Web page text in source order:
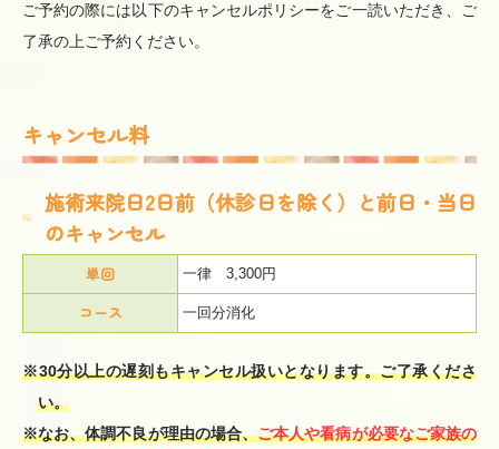
ご予約の際には以下のキャンセルポリシーをご一読いただき、ご
了承の上ご予約ください。
キャンセル料
施術来院日2日前（休診日を除く）と前日・当日
のキャンセル
単回 一律 3,300円
コース 一回分消化
※30分以上の遅刻もキャンセル扱いとなります。ご了承くださ
い。
※なお、体調不良が理由の場合、ご本人や看病が必要なご家族の